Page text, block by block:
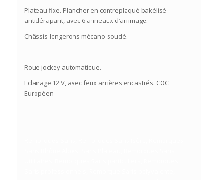
Plateau fixe. Plancher en contreplaqué bakélisé
antidérapant, avec 6 anneaux d’arrimage.
Châssis-longerons mécano-soudé.
Roue jockey automatique.
Eclairage 12 V, avec feux arrières encastrés. COC
Européen.